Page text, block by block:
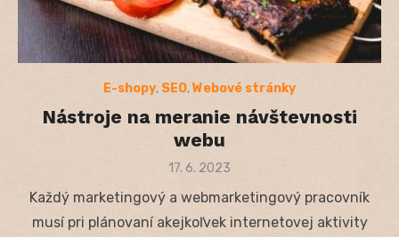
E-shopy, SEO,Webové stránky
Nástroje na meranie návštevnosti
webu
Posted
17. 6. 2023
Každý marketingový a webmarketingový pracovník
musí pri plánovaní akejkoľvek internetovej aktivity